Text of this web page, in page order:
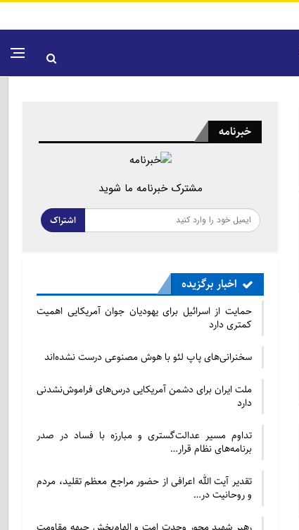
خبرنامه
مشترک خبرنامه ما شوید
اشتراک
اخبار برگزیده
حمایت از اسرائیل برای یهودیان جوان آمریکایی اهمیت
کمتری دارد
سخنرانی‌های پاپ لئو با هوش مصنوعی درست نشده‌اند
ملت ایران برای دشمن آمریکایی درس‌های فراموش‌نشدنی
دارد
تداوم مسیر عدالت‌گستری و مبارزه با فساد در صدر
برنامه‌های نظام قرار…
تقدیر آیت الله اعرافی از حضور مراجع معظم تقلید، مردم
و روحانیت در…